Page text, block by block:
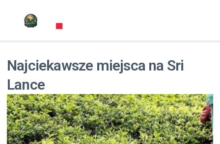
Najciekawsze miejsca na Sri
Lance